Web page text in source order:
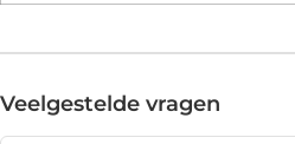
Veelgestelde vragen